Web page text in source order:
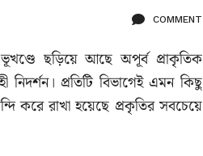
COMMENT
ছড়িয়ে আছে অপূর্ব প্রাকৃতিক
নিদর্শন। প্রতিটি বিভাগেই এমন কিছু
করে রাখা হয়েছে প্রকৃতির সবচেয়ে